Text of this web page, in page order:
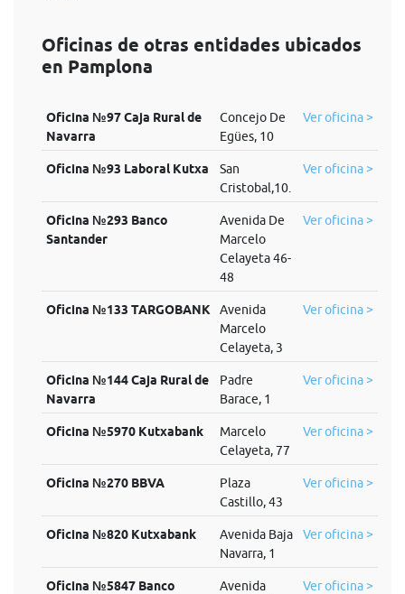
Oficinas de otras entidades ubicados
en Pamplona
Oficina №97 Caja Rural de
Navarra
Concejo De
Egües, 10
Ver oficina >
Oficina №93 Laboral Kutxa
San
Cristobal,10.
Ver oficina >
Oficina №293 Banco
Santander
Avenida De
Marcelo
Celayeta 46-
48
Ver oficina >
Oficina №133 TARGOBANK
Avenida
Marcelo
Celayeta, 3
Ver oficina >
Oficina №144 Caja Rural de
Navarra
Padre
Barace, 1
Ver oficina >
Oficina №5970 Kutxabank
Marcelo
Celayeta, 77
Ver oficina >
Oficina №270 BBVA
Plaza
Castillo, 43
Ver oficina >
Oficina №820 Kutxabank
Avenida Baja
Navarra, 1
Ver oficina >
Oficina №5847 Banco
Avenida
Ver oficina >